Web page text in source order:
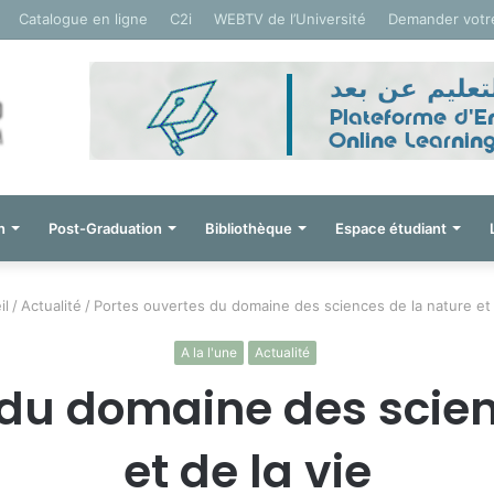
Catalogue en ligne C2i WEBTV de l’Université Demander
Post-Graduation Bibliothèque Espace étudiant
/ Actualité / Portes ouvertes du domaine des sciences de la nature et
A la l'une Actualité
domaine des
et de la vie